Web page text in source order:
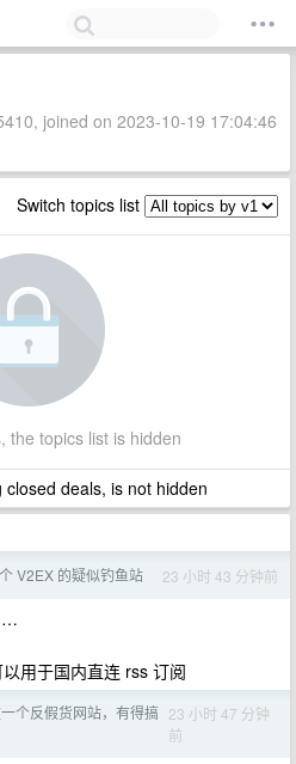
joined on 2023-10-19 17:04:46
Switch topics list
the topics list is hidden
deals, is not hidden
V2EX 的疑似钓鱼站 23 小时 43 分钟前
用于国内直连 rss 订阅
个反假货网站，有得搞 23 小时 47 分钟
前